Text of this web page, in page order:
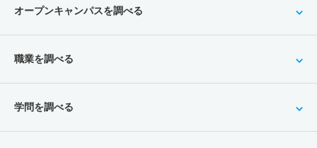
オープンキャンパスを調べる
職業を調べる
学問を調べる